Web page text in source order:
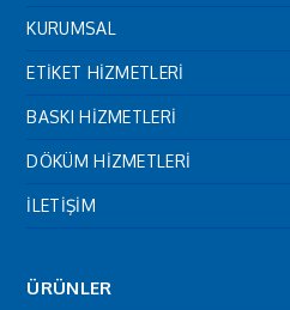
KURUMSAL
ETİKET HİZMETLERİ
BASKI HİZMETLERİ
DÖKÜM HİZMETLERİ
İLETİŞİM
ÜRÜNLER